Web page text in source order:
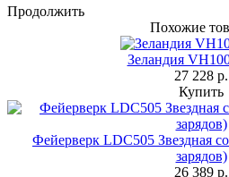
Продолжить
Похожие
Зеландия
27 228 р.
Купить
Фейерверк LDC505 Звездная
зарядов)
26 389 р.